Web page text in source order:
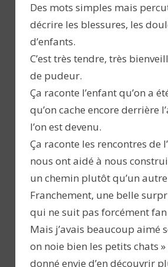
Des mots simples mais
décrire les blessures, les
d’enfants.
C’est très tendre, très
de pudeur.
Ça raconte l’enfant qu’on a
qu’on cache encore derrière
l’on est devenu.
Ça raconte les rencontres de
nous ont aidé à nous
un chemin plutôt qu’un
Franchement, une belle
qui ne suit pas forcément
Mais j’avais beaucoup aimé
on noie bien les petits chats »
donné envie d’en découvrir